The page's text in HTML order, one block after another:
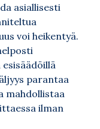
asiallisesti
voi heikentyä.
parantaa
mahdollistaa
ilman